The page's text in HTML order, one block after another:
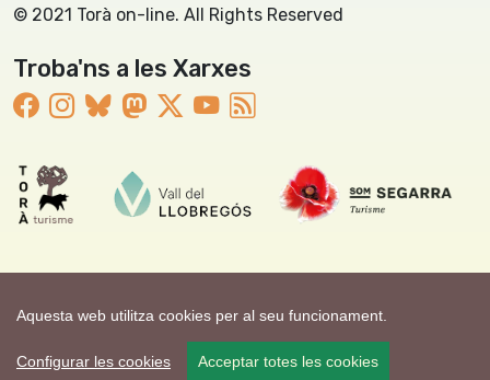
Aquesta web utilitza cookies per al seu funcionament.
Configurar les cookies Acceptar totes les cookies
© 2021 Torà on-line. All Rights Reserved
Troba'ns a les Xarxes